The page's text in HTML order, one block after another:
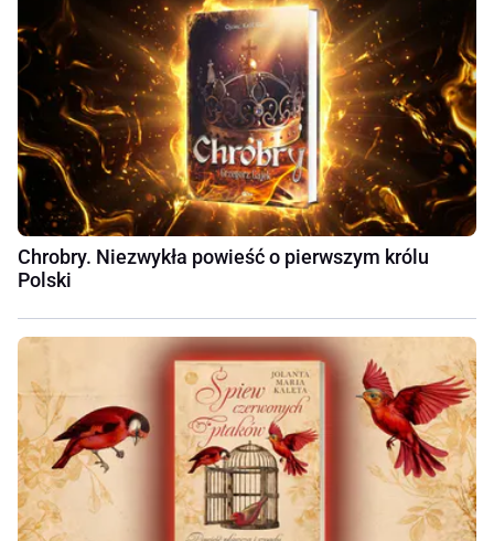
Chrobry. Niezwykła powieść o pierwszym królu
Polski